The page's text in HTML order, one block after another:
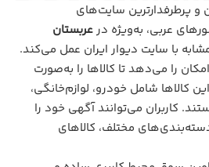
و پرطرفدارترین سایت‌های
عربی، به‌ویژه درعربستان
با سایت دیوار ایران عمل می‌کند.
را می‌دهد تا کالاها را به‌صورت
کالاها شامل خودرو، لوازم‌خانگی،
کاربران می‌توانند آگهی‌ خود را
مختلف، کالاهای